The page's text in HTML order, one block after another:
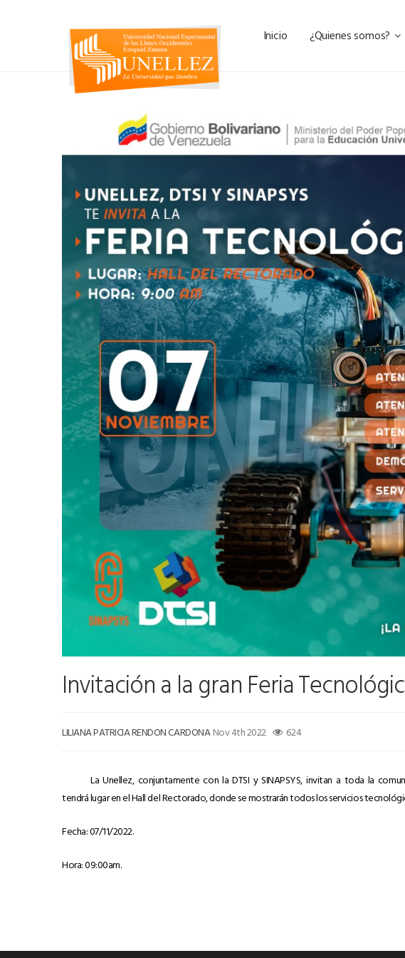
Inicio ¿Quienes somos?
Invitación a la gran Feria
LILIANA PATRICIA RENDON CARDONA Nov 4th 2022 624
La Unellez, conjuntamente con la DTSI y SINAPSYS, invitan a toda la
tendrá lugar en el Hall del Rectorado, donde se mostrarán todos los servicios
Fecha: 07/11/2022.
Hora: 09:00am.